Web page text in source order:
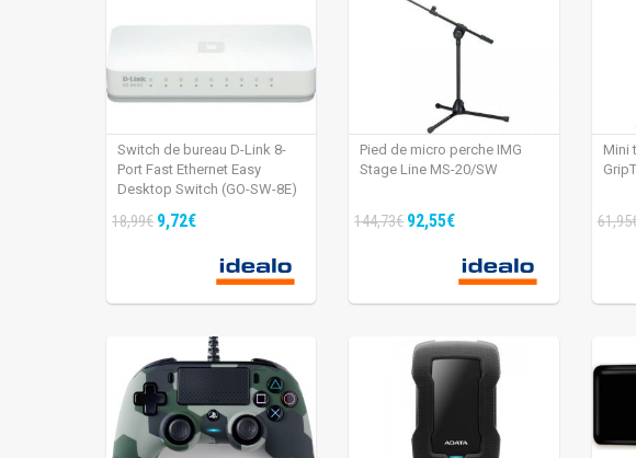
Switch de bureau D-Link 8-
Port Fast Ethernet Easy
Desktop Switch (GO-SW-8E)
18,99€ 9,72€
Pied de micro perche IMG
Stage Line MS-20/SW
144,73€ 92,55€
Mini